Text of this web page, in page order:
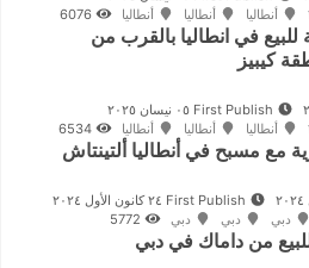
أنطاليا أنطاليا أنطاليا
في انطاليا بالقرب من
كيبيز
أنطاليا أنطاليا أنطاليا
مع مسبح في أنطاليا ألتينتاش
دبي دبي دبي
من داماك في دبي